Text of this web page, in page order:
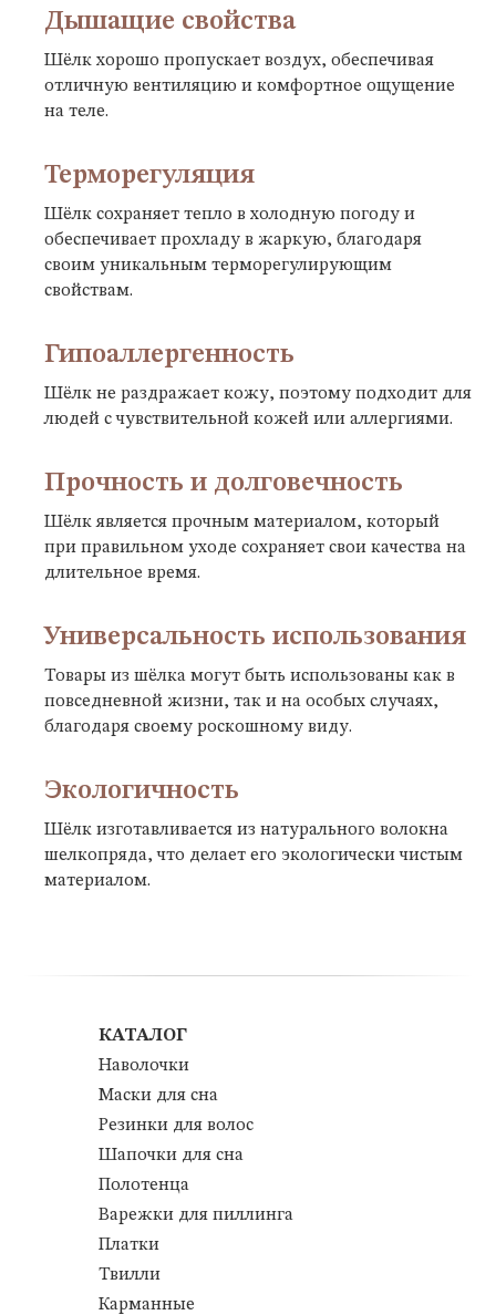
Дышащие свойства
Шёлк хорошо пропускает воздух, обеспечивая
отличную вентиляцию и комфортное ощущение
на теле.
Терморегуляция
Шёлк сохраняет тепло в холодную погоду и
обеспечивает прохладу в жаркую, благодаря
своим уникальным терморегулирующим
свойствам.
Гипоаллергенность
Шёлк не раздражает кожу, поэтому подходит для
людей с чувствительной кожей или аллергиями.
Прочность и долговечность
Шёлк является прочным материалом, который
при правильном уходе сохраняет свои качества на
длительное время.
Универсальность использования
Товары из шёлка могут быть использованы как в
повседневной жизни, так и на особых случаях,
благодаря своему роскошному виду.
Экологичность
Шёлк изготавливается из натурального волокна
шелкопряда, что делает его экологически чистым
материалом.
КАТАЛОГ
Наволочки
Резинки для волос
Шапочки для сна
Полотенца
Варежки для пиллинга
Платки
Карманные
Маски для сна
Твилли